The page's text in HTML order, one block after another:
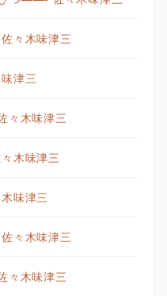
々木味津三
津三
々木味津三
木味津三
味津三
々木味津三
々木味津三